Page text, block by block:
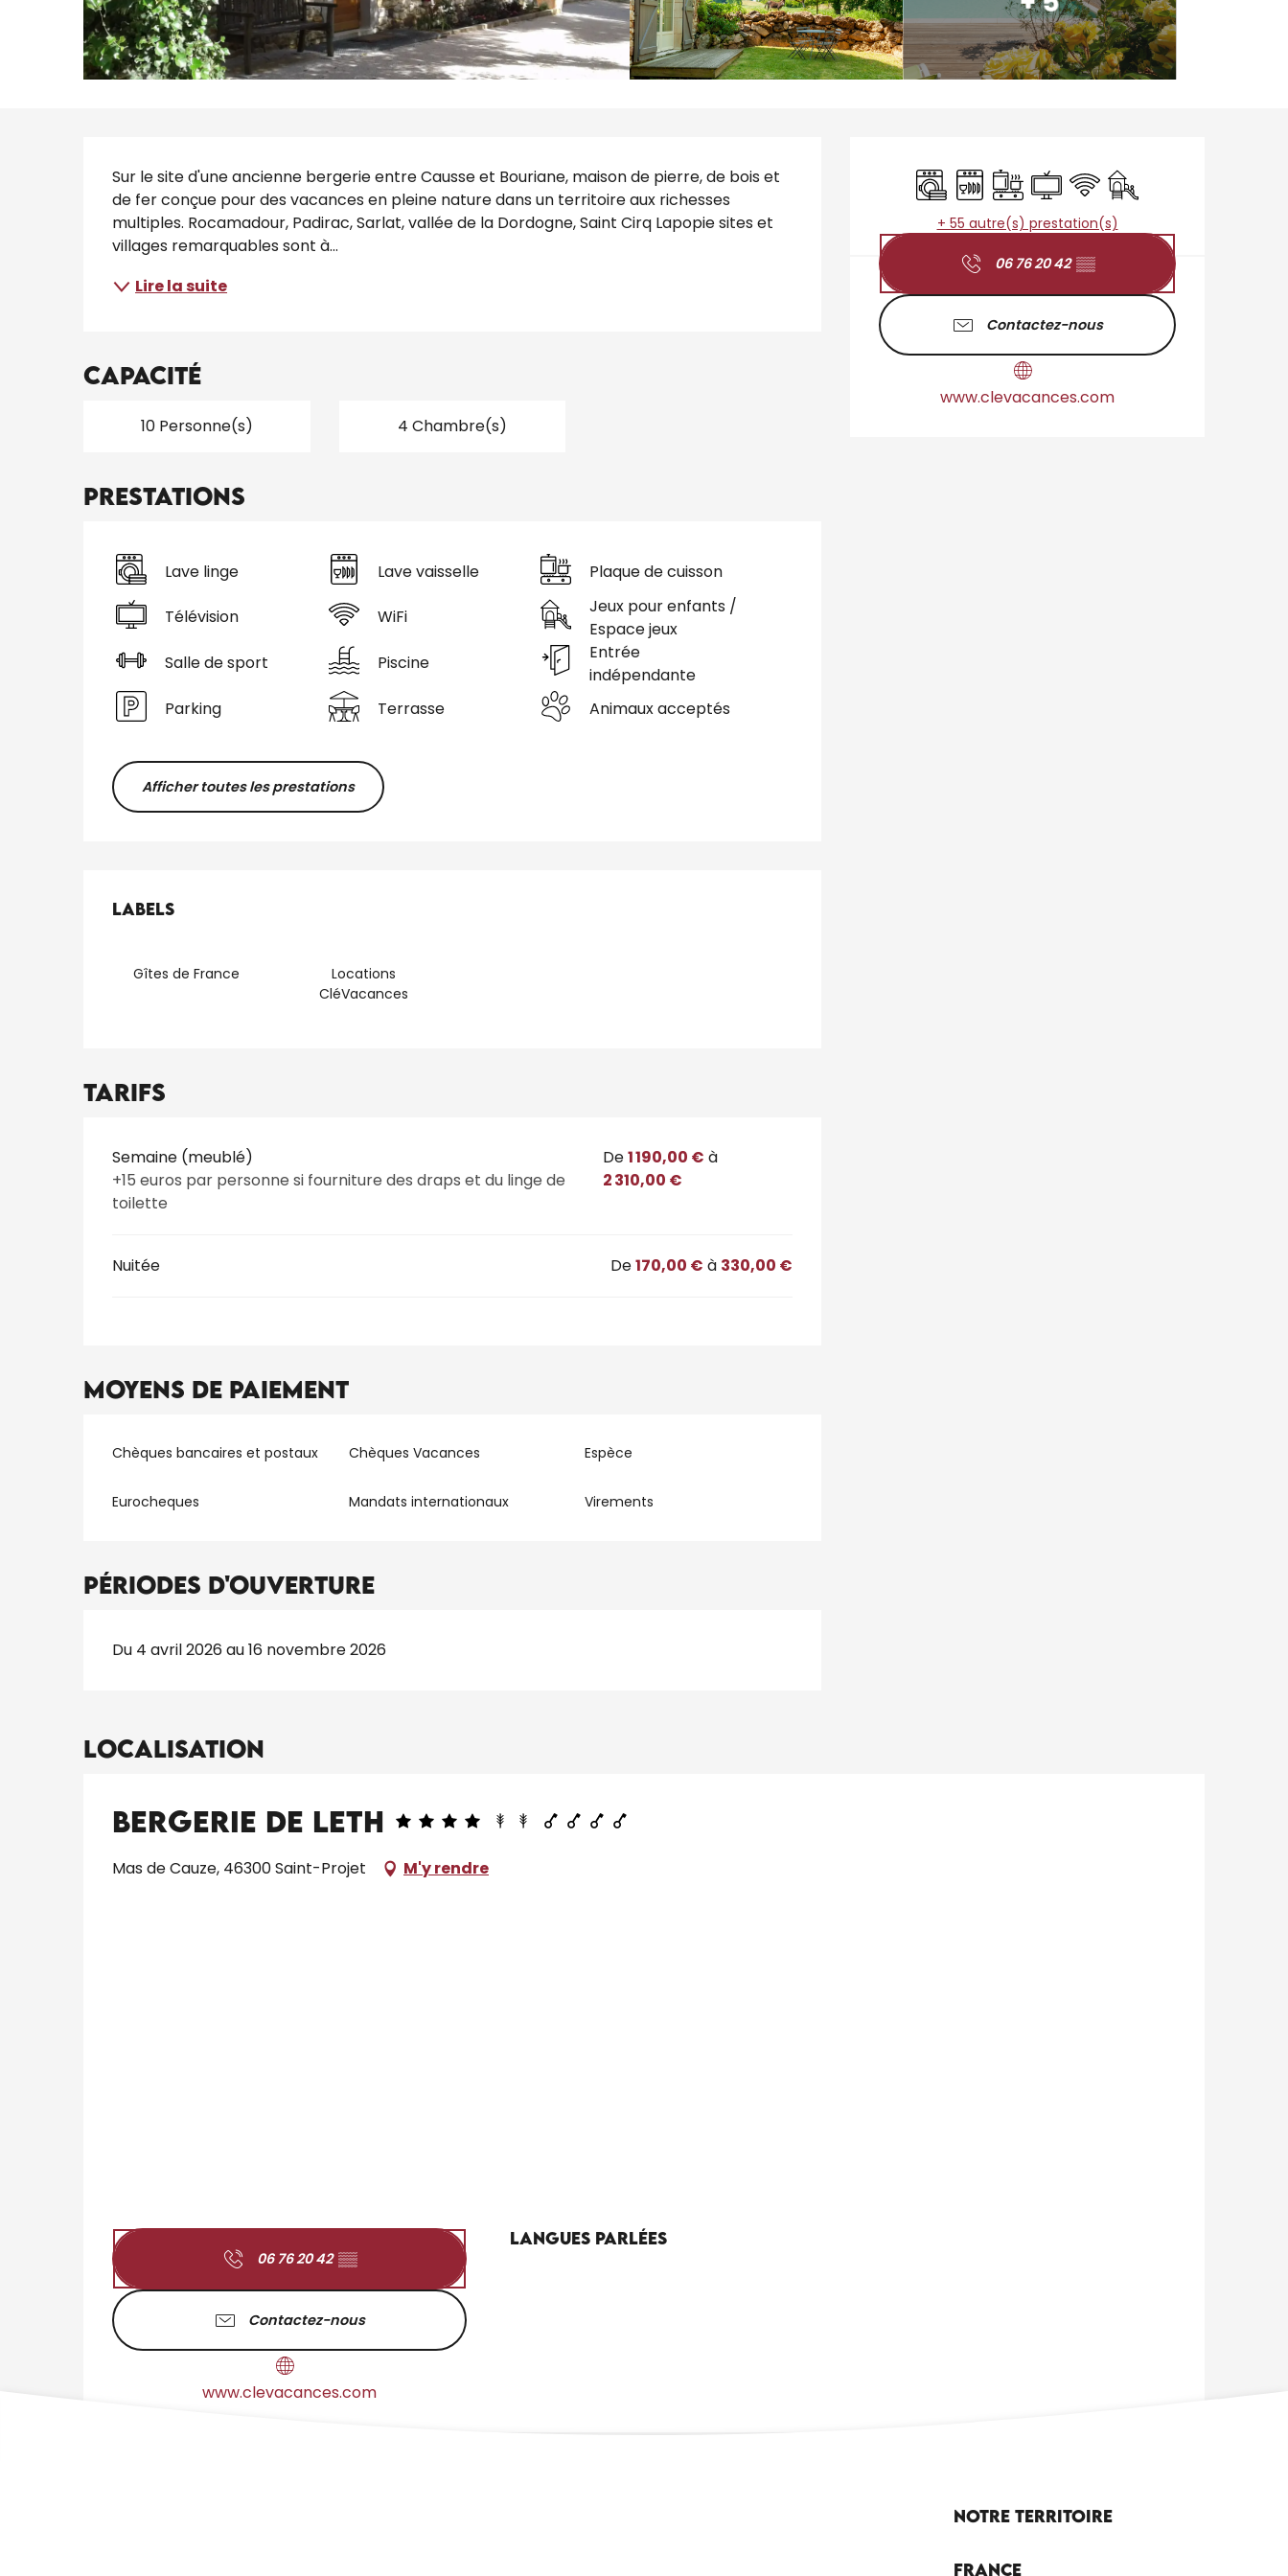
Ouverture et
Lave lingeLave vaisselle
Plaque de cuisson
Télévision
WiFi Jeux pour enfants /
+ 55 autre(s) prestation(s)
06 76 20 42 ▒▒
Contactez-nous
www.clevacances.com
Description
Sur le site d'une ancienne bergerie entre Causse et Bouriane, maison de pierre, de bois et
de fer conçue pour des vacances en pleine nature dans un territoire aux richesses
multiples. Rocamadour, Padirac, Sarlat, vallée de la Dordogne, Saint Cirq Lapopie sites et
villages remarquables sont à...
Lire la suite
Capacité
10 Personne(s) 4 Chambre(s)
Prestations
Lave linge Lave vaisselle Plaque de cuisson
Télévision WiFi
Jeux pour enfants /
Espace jeux
Salle de sport
Piscine
Entrée
indépendante
Parking
Terrasse Animaux acceptés
Afficher toutes les prestations
Offres de prestations
Labels
Labels
Gîtes de France
Locations
CléVacances
Tarifs
Tarifs 2026
Semaine (meublé)
+15 euros par personne si fourniture des draps et du linge de
toilette
De1 190,00 € à
2 310,00 €
Nuitée De170,00 € à 330,00 €
Moyens de paiement
Chèques bancaires et postaux Chèques Vacances Espèce
Eurocheques Mandats internationaux Virements
Périodes d'ouverture
Du 4 avril 2026 au 16 novembre 2026
Localisation
Bergerie De Leth
Mas de Cauze, 46300 Saint-Projet M'y rendre
06 76 20 42 ▒▒
Contactez-nous
www.clevacances.com
Langues parlées
Langues parlées
Notre territoire
France